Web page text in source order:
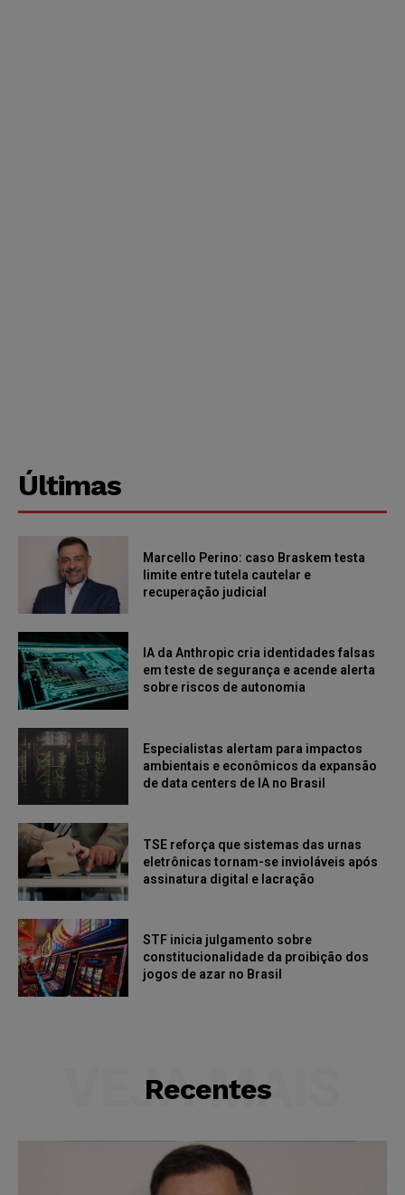
Últimas
Marcello Perino: caso Braskem testa
limite entre tutela cautelar e
recuperação judicial
IA da Anthropic cria identidades falsas
em teste de segurança e acende alerta
sobre riscos de autonomia
Especialistas alertam para impactos
ambientais e econômicos da expansão
de data centers de IA no Brasil
TSE reforça que sistemas das urnas
eletrônicas tornam-se invioláveis após
assinatura digital e lacração
STF inicia julgamento sobre
constitucionalidade da proibição dos
jogos de azar no Brasil
Recentes
VEJA MAIS